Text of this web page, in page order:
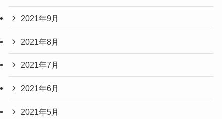
2021年9月
2021年8月
2021年7月
2021年6月
2021年5月